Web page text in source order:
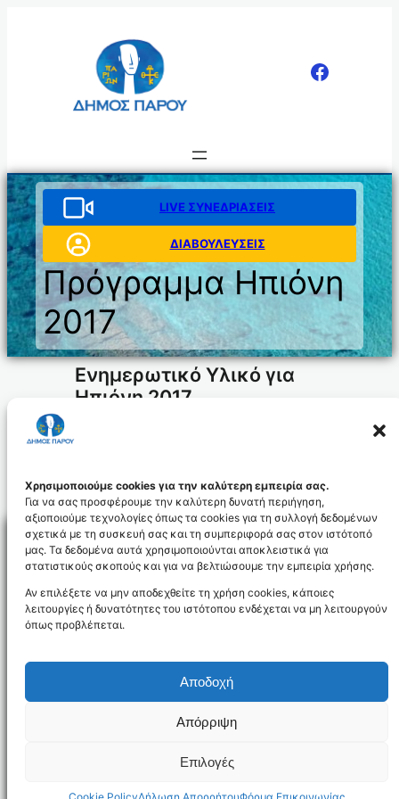
Χρησιμοποιούμε cookies για την καλύτερη εμπειρία σας.
Για να σας προσφέρουμε την καλύτερη δυνατή περιήγηση,
αξιοποιούμε τεχνολογίες όπως τα cookies για τη συλλογή δεδομένων
σχετικά με τη συσκευή σας και τη συμπεριφορά σας στον ιστότοπό
μας. Τα δεδομένα αυτά χρησιμοποιούνται αποκλειστικά για
στατιστικούς σκοπούς και για να βελτιώσουμε την εμπειρία χρήσης.
Αν επιλέξετε να μην αποδεχθείτε τη χρήση cookies, κάποιες
λειτουργίες ή δυνατότητες του ιστότοπου ενδέχεται να μη λειτουργούν
όπως προβλέπεται.
Αποδοχή
Απόρριψη
Επιλογές
LIVE ΣΥΝΕΔΡΙΑΣΕΙΣ
ΔΙΑΒΟΥΛΕΥΣΕΙΣ
Πρόγραμμα Ηπιόνη
2017
Ενημερωτικό Υλικό για
Ηπιόνη 2017
Ενημερωτικό Υλικό για Ηπιόνη 2017
NEWSLETTER
Δήλωση Προσβασιμότητας
Δήμος Πάρου